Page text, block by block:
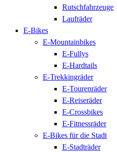
Rutschfahrzeuge
Laufräder
E-Bikes
E-Mountainbikes
E-Fullys
E-Hardtails
E-Trekkingräder
E-Tourenräder
E-Reiseräder
E-Crossbikes
E-Fitnessräder
E-Bikes für die Stadt
E-Stadträder